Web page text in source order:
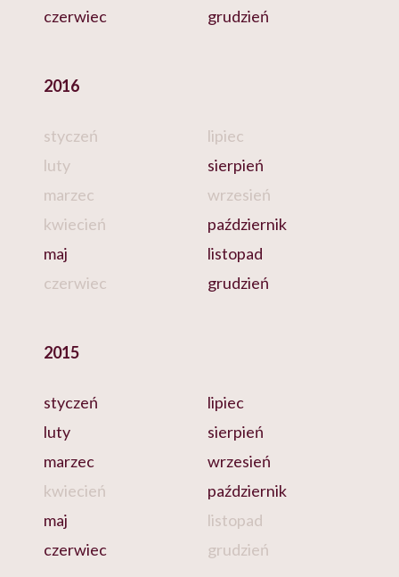
czerwiec
grudzień
2016
styczeń
luty
marzec
kwiecień
maj
czerwiec
lipiec
sierpień
wrzesień
październik
listopad
grudzień
2015
styczeń
luty
marzec
kwiecień
maj
czerwiec
lipiec
sierpień
wrzesień
październik
listopad
grudzień